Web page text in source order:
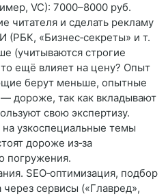
VC): 7000–8000 руб.
читателя и сделать рекламу
(РБК, «Бизнес‑секреты» и т.
(учитываются строгие
ещё влияет на цену? Опыт
берут меньше, опытные
дороже, так как вкладывают
свою экспертизу.
узкоспециальные темы
дороже из‑за
погружения.
SEO‑оптимизация, подбор
сервисы («Главред»,